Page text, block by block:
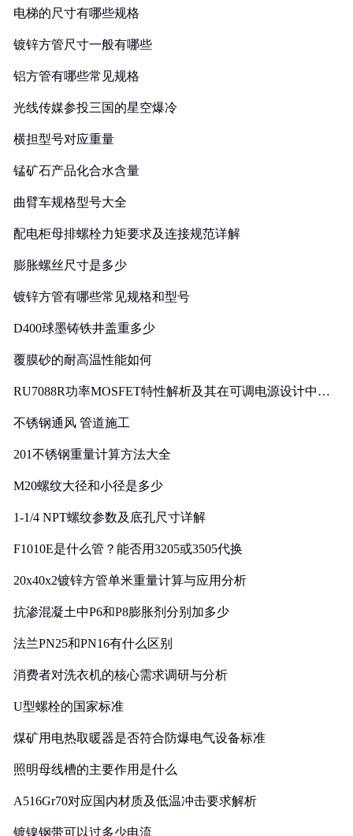
电梯的尺寸有哪些规格
镀锌方管尺寸一般有哪些
铝方管有哪些常见规格
光线传媒参投三国的星空爆冷
横担型号对应重量
锰矿石产品化合水含量
曲臂车规格型号大全
配电柜母排螺栓力矩要求及连接规范详解
膨胀螺丝尺寸是多少
镀锌方管有哪些常见规格和型号
D400球墨铸铁井盖重多少
覆膜砂的耐高温性能如何
RU7088R功率MOSFET特性解析及其在可调电源设计中的
不锈钢通风 管道施工
201不锈钢重量计算方法大全
M20螺纹大径和小径是多少
1-1/4 NPT螺纹参数及底孔尺寸详解
F1010E是什么管？能否用3205或3505代换
20x40x2镀锌方管单米重量计算与应用分析
抗渗混凝土中P6和P8膨胀剂分别加多少
法兰PN25和PN16有什么区别
消费者对洗衣机的核心需求调研与分析
U型螺栓的国家标准
煤矿用电热取暖器是否符合防爆电气设备标准
照明母线槽的主要作用是什么
A516Gr70对应国内材质及低温冲击要求解析
镀镍钢带可以过多少电流